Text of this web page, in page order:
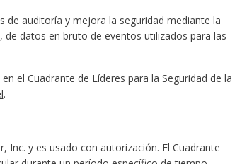
de auditoría y mejora la seguridad mediante la
datos en bruto de eventos utilizados para las
el Cuadrante de Líderes para la Seguridad de la
.
Inc. y es usado con autorización. El Cuadrante